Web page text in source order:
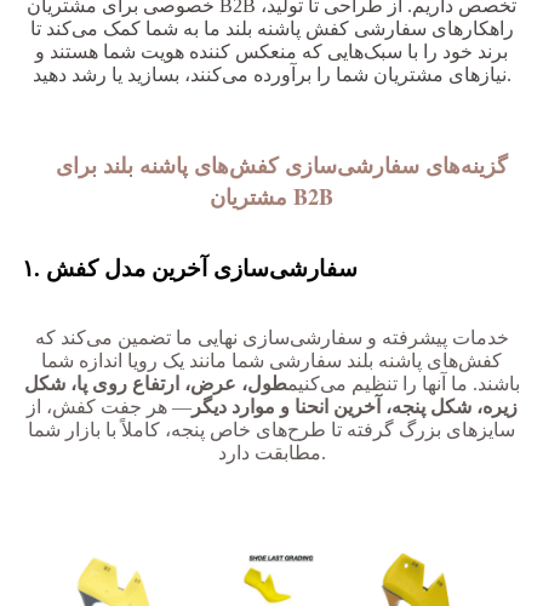
خصوصی برای مشتریان B2B تخصص داریم. از طراحی تا تولید،
راهکارهای سفارشی کفش پاشنه بلند ما به شما کمک می‌کند تا
برند خود را با سبک‌هایی که منعکس کننده هویت شما هستند و
نیازهای مشتریان شما را برآورده می‌کنند، بسازید یا رشد دهید.
گزینه‌های سفارشی‌سازی کفش‌های پاشنه بلند برای
مشتریان B2B
۱. سفارشی‌سازی آخرین مدل کفش
خدمات پیشرفته و سفارشی‌سازی نهایی ما تضمین می‌کند که
کفش‌های پاشنه بلند سفارشی شما مانند یک رویا اندازه شما
باشند. ما آنها را تنظیم می‌کنیمطول، عرض، ارتفاع روی پا، شکل
زیره، شکل پنجه، آخرین انحنا و موارد دیگر— هر جفت کفش، از
سایزهای بزرگ گرفته تا طرح‌های خاص پنجه، کاملاً با بازار شما
مطابقت دارد.